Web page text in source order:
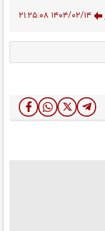
۱۴۰۴/۰۲/۱۴ ۲۱:۲۵:۰۸